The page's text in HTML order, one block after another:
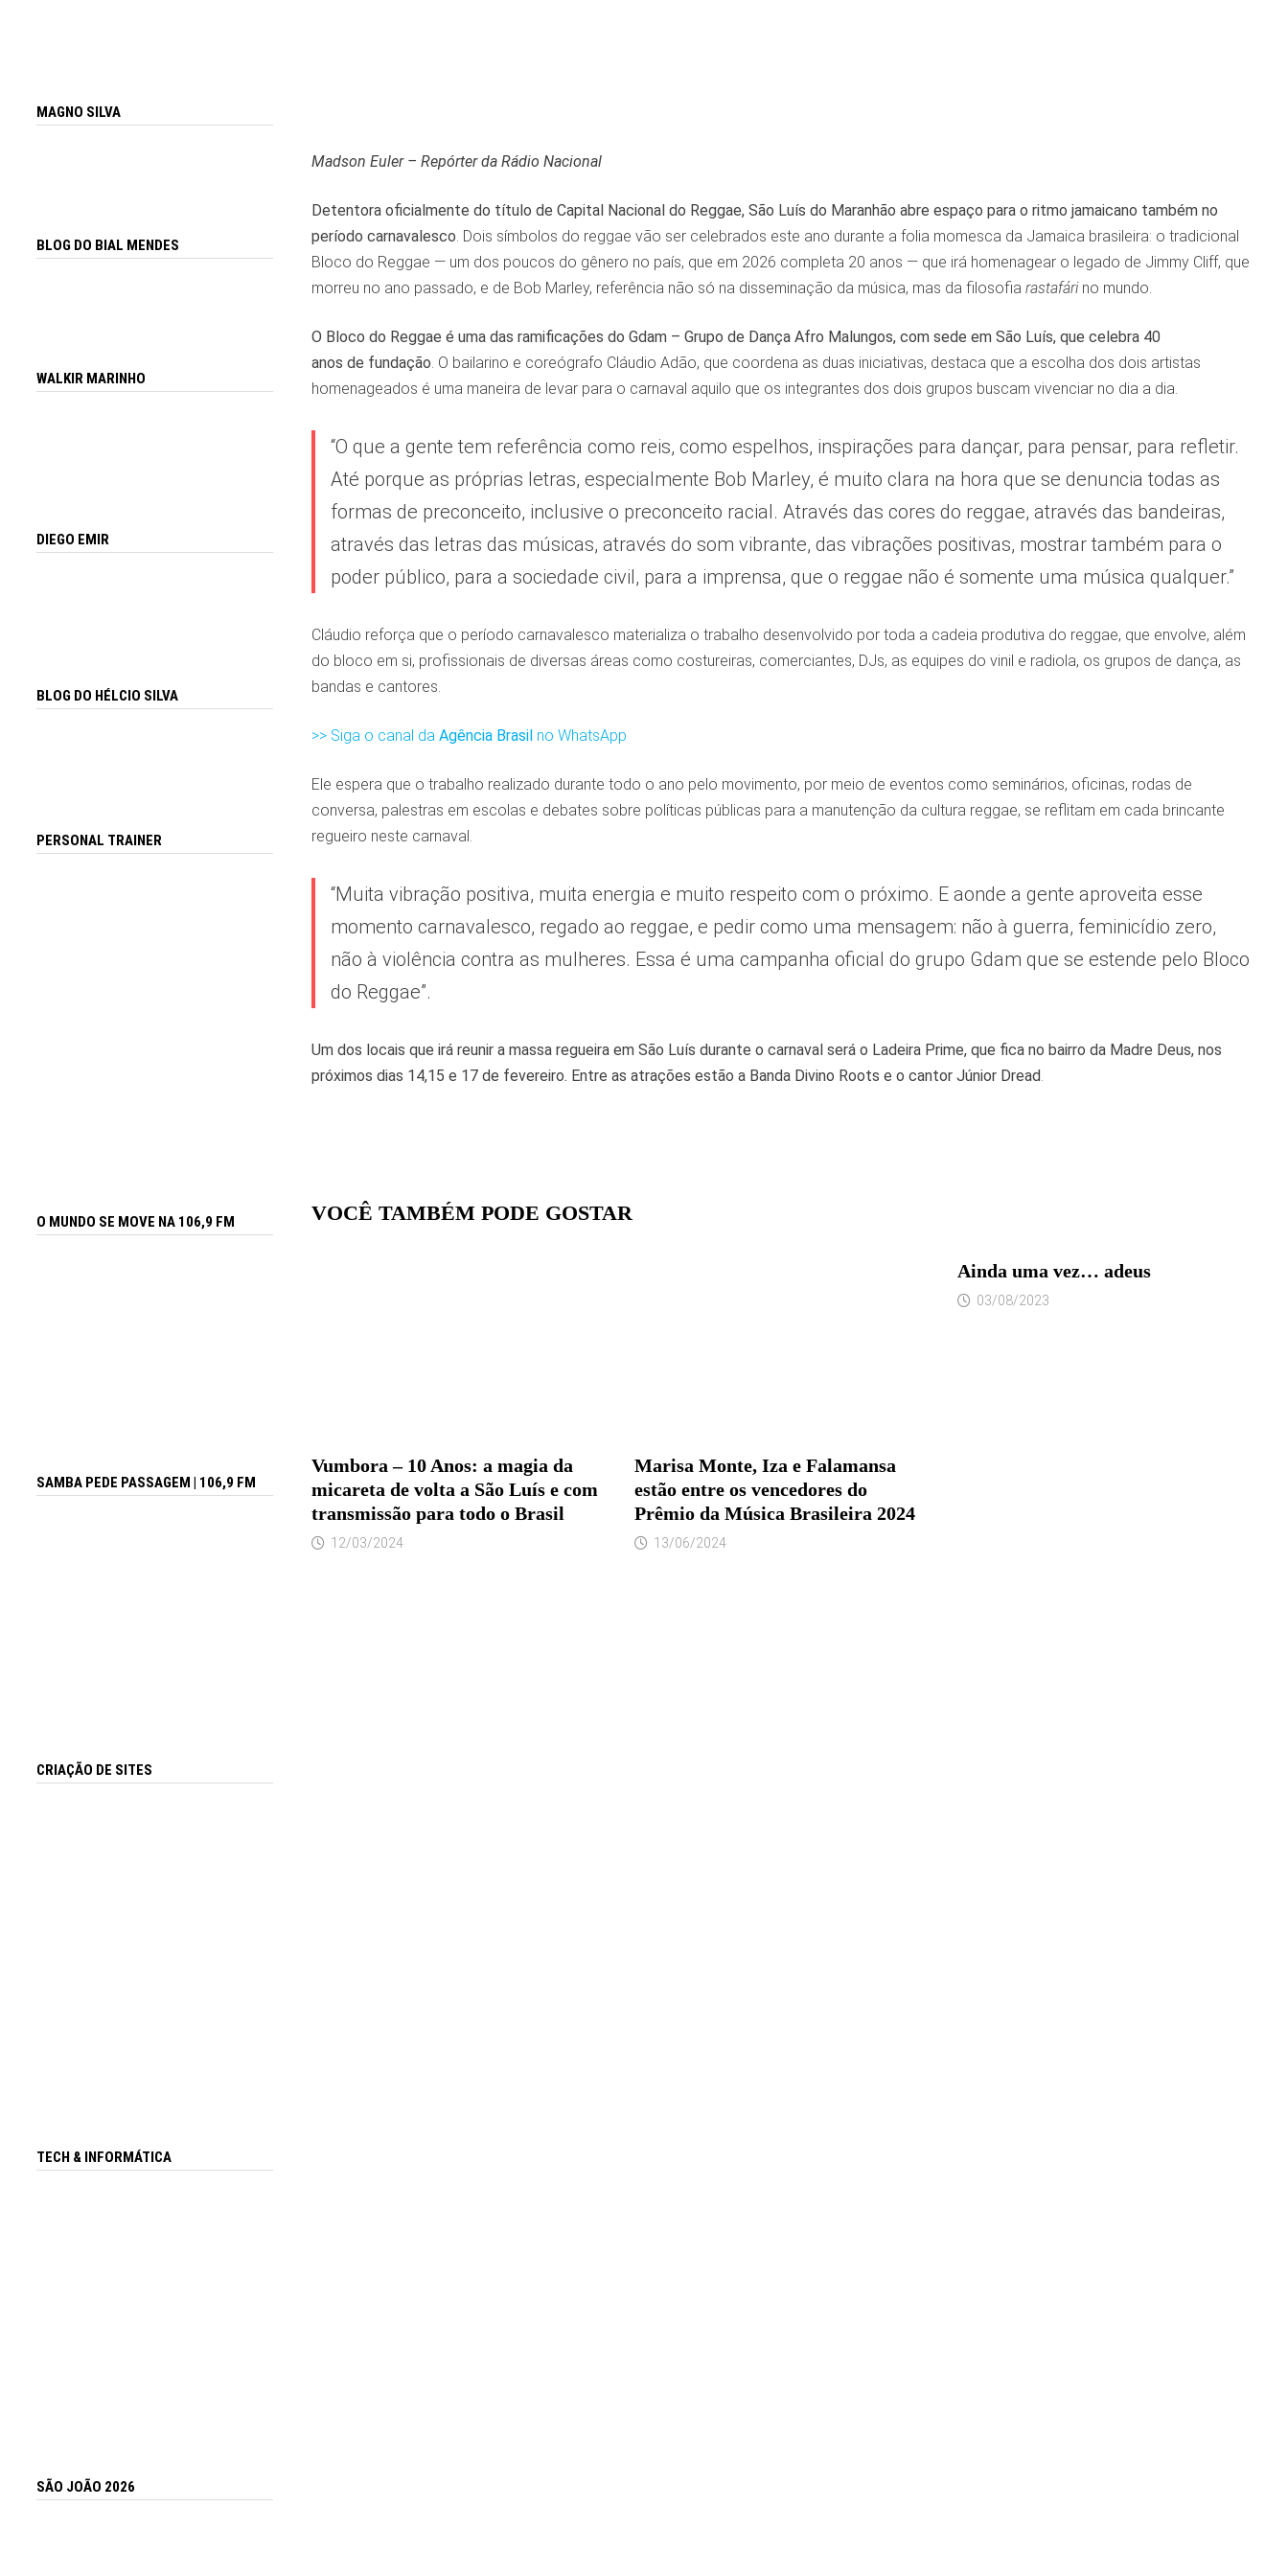
Madson Euler – Repórter da Rádio Nacional
Detentora oficialmente do título de Capital Nacional do Reggae, São Luís do Maranhão abre espaço para o ritmo jamaicano também no
período carnavalesco. Dois símbolos do reggae vão ser celebrados este ano durante a folia momesca da Jamaica brasileira: o tradicional
Bloco do Reggae — um dos poucos do gênero no país, que em 2026 completa 20 anos — que irá homenagear o legado de Jimmy Cliff, que
morreu no ano passado, e de Bob Marley, referência não só na disseminação da música, mas da filosofia rastafárino mundo.
O Bloco do Reggae é uma das ramificações do Gdam – Grupo de Dança Afro Malungos, com sede em São Luís, que celebra 40
anos de fundação. O bailarino e coreógrafo Cláudio Adão, que coordena as duas iniciativas, destaca que a escolha dos dois artistas
homenageados é uma maneira de levar para o carnaval aquilo que os integrantes dos dois grupos buscam vivenciar no dia a dia.
“O que a gente tem referência como reis, como espelhos, inspirações para dançar, para pensar, para refletir.
Até porque as próprias letras, especialmente Bob Marley, é muito clara na hora que se denuncia todas as
formas de preconceito, inclusive o preconceito racial. Através das cores do reggae, através das bandeiras,
através das letras das músicas, através do som vibrante, das vibrações positivas, mostrar também para o
poder público, para a sociedade civil, para a imprensa, que o reggae não é somente uma música qualquer.”
Cláudio reforça que o período carnavalesco materializa o trabalho desenvolvido por toda a cadeia produtiva do reggae, que envolve, além
do bloco em si, profissionais de diversas áreas como costureiras, comerciantes, DJs, as equipes do vinil e radiola, os grupos de dança, as
bandas e cantores.
>> Siga o canal da Agência Brasil no WhatsApp
Ele espera que o trabalho realizado durante todo o ano pelo movimento, por meio de eventos como seminários, oficinas, rodas de
conversa, palestras em escolas e debates sobre políticas públicas para a manutenção da cultura reggae, se reflitam em cada brincante
regueiro neste carnaval.
“Muita vibração positiva, muita energia e muito respeito com o próximo. E aonde a gente aproveita esse
momento carnavalesco, regado ao reggae, e pedir como uma mensagem: não à guerra, feminicídio zero,
não à violência contra as mulheres. Essa é uma campanha oficial do grupo Gdam que se estende pelo Bloco
do Reggae”.
Um dos locais que irá reunir a massa regueira em São Luís durante o carnaval será o Ladeira Prime, que fica no bairro da Madre Deus, nos
próximos dias 14,15 e 17 de fevereiro. Entre as atrações estão a Banda Divino Roots e o cantor Júnior Dread.
VOCÊ TAMBÉM PODE GOSTAR
Vumbora – 10 Anos: a magia da
micareta de volta a São Luís e com
transmissão para todo o Brasil
12/03/2024
Marisa Monte, Iza e Falamansa
estão entre os vencedores do
Prêmio da Música Brasileira 2024
13/06/2024
Ainda uma vez… adeus
03/08/2023
MAGNO SILVA
BLOG DO BIAL MENDES
WALKIR MARINHO
DIEGO EMIR
BLOG DO HÉLCIO SILVA
PERSONAL TRAINER
O MUNDO SE MOVE NA 106,9 FM
SAMBA PEDE PASSAGEM | 106,9 FM
CRIAÇÃO DE SITES
TECH & INFORMÁTICA
SÃO JOÃO 2026